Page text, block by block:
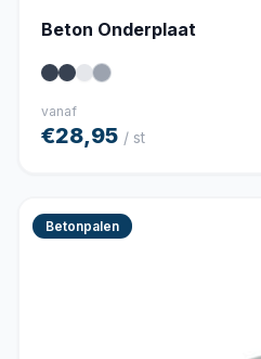
Beton Onderplaat
vanaf
€28,95 / st
Betonpalen